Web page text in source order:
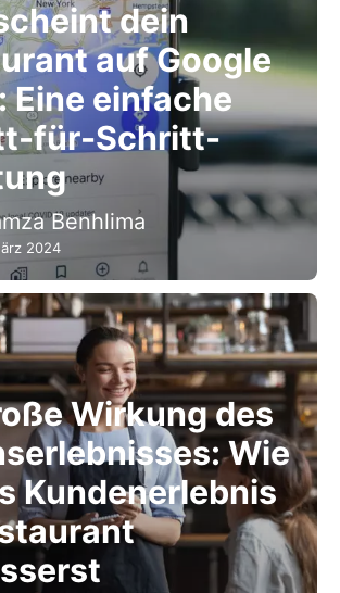
dein
auf Google
Eine einfache
für-Schritt-
Benhlima
2024
Wirkung des
Wie
Kundenerlebnis